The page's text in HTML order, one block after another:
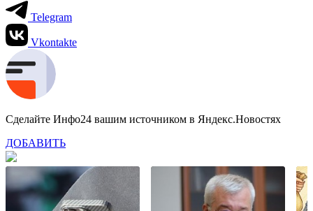
Telegram
Vkontakte
Сделайте Инфо24 вашим источником в Яндекс.Новостях
ДОБАВИТЬ